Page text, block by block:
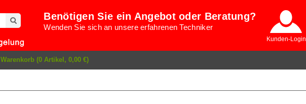
Kunden-Login
Benötigen Sie ein Angebot oder Beratung?
Wenden Sie sich an unsere erfahrenen Techniker
Warenkorb (0 Artikel, 0,00 €)